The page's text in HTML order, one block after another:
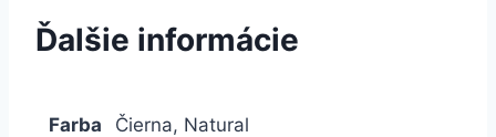
Ďalšie informácie
Farba Čierna, Natural